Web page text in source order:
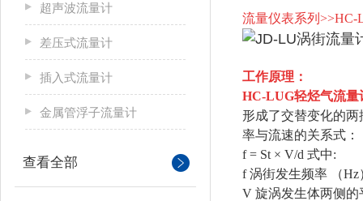
超声波流量计
差压式流量计
插入式流量计
金属管浮子流量计
查看全部
流量仪表系列>>HC-
工作原理：
HC-LUG轻烃气流量
形成了交替变化的
率与流速的关系式：
f = St × V/d 式中:
f 涡街发生频率 （Hz
V 旋涡发生体两侧的